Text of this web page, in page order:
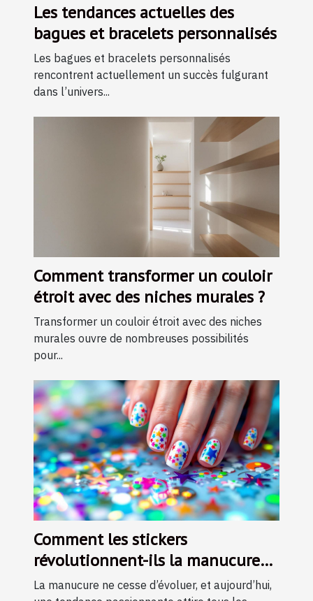
Les tendances actuelles des
bagues et bracelets personnalisés
Les bagues et bracelets personnalisés
rencontrent actuellement un succès fulgurant
dans l’univers...
Comment transformer un couloir
étroit avec des niches murales ?
Transformer un couloir étroit avec des niches
murales ouvre de nombreuses possibilités
pour...
Comment les stickers
révolutionnent-ils la manucure
moderne ?
La manucure ne cesse d’évoluer, et aujourd’hui,